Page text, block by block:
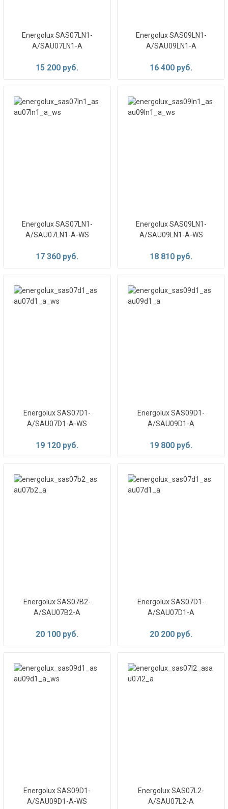
Energolux SAS07LN1-
A/SAU07LN1-A
15 200 руб.
Energolux SAS09LN1-
A/SAU09LN1-A
16 400 руб.
Energolux SAS07LN1-
A/SAU07LN1-A-WS
17 360 руб.
Energolux SAS09LN1-
A/SAU09LN1-A-WS
18 810 руб.
Energolux SAS07D1-
A/SAU07D1-A-WS
19 120 руб.
Energolux SAS09D1-
A/SAU09D1-A
19 800 руб.
Energolux SAS07B2-
A/SAU07B2-A
20 100 руб.
Energolux SAS07D1-
A/SAU07D1-A
20 200 руб.
Energolux SAS09D1-
A/SAU09D1-A-WS
Energolux SAS07L2-
A/SAU07L2-A